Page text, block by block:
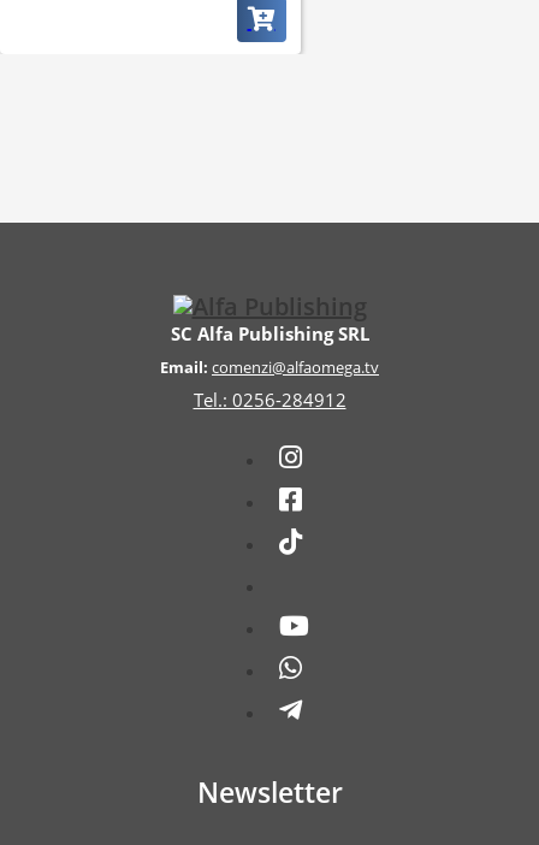
SC Alfa Publishing SRL
Email: comenzi@alfaomega.tv
Tel.: 0256-284912
Newsletter